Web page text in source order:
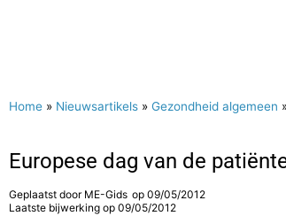
Home » Nieuwsartikels » Gezondheid algemeen
Europese dag van de
Geplaatst door ME-Gids op 09/05/2012
Laatste bijwerking op 09/05/2012